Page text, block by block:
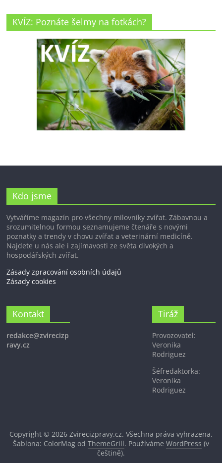
KVÍZ: Poznáte šelmy na fotkách?
Kdo jsme
Vytváříme magazín pro všechny milovníky zvířat. Zábavnou a
srozumitelnou formou seznamujeme čtenáře s novými
poznatky a trendy v chovu zvířat a veterinární medicíně.
Najdete u nás ale i zajímavosti ze světa divokých a
hospodářských zvířat.
Zásady zpracování osobních údajů
Zásady cookies
Kontakt
redakce@zvirecizp
ravy.cz
Tiráž
Provozovatel:
Veronika
Rodriguez
Šéfredaktorka:
Veronika
Rodriguez
Copyright © 2026 Zvirecizpravy.cz. Všechna práva vyhrazena.
Šablona: ColorMag od ThemeGrill. Používáme WordPress (v
češtině).